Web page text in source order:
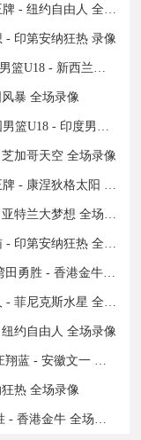
2024年09月09日WNBA常规赛 拉斯维加斯王牌 - 纽约自由人 全场录像
- 印第安纳狂热 录像
2024年09月08日U18亚洲杯男篮半决赛 中国男篮U18 - 新西兰男篮U18 录像
暴 全场录像
2024年09月07日U18亚洲杯男篮1/4决赛 中国男篮U18 - 印度男篮U18 录像
加哥天空 全场录像
2024年09月07日WNBA常规赛 拉斯维加斯王牌 - 康涅狄格太阳 全场录像
2024年09月07日WNBA常规赛 达拉斯飞翼 - 亚特兰大梦想 全场录像
2024年09月07日WNBA常规赛 明尼苏达山猫 - 印第安纳狂热 全场录像
2024年09月06日NBL季后赛半决赛G4 长沙湾田勇胜 - 香港金牛 全场录像
2024年09月06日WNBA常规赛 华盛顿神秘人 - 菲尼克斯水星 全场录像
约自由人 全场录像
2024年09月05日NBL季后赛半决赛G3 石家庄翔蓝 - 安徽文一 全场录像
热 全场录像
2024年09月04日NBL半决赛G3 长沙湾田勇胜 - 香港金牛 全场录像